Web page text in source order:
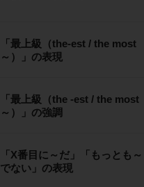
「最上級（the-est / the most
～）」の表現
「最上級（the -est / the most
～）」の強調
「X番目に～だ」「もっとも～
でない」の表現